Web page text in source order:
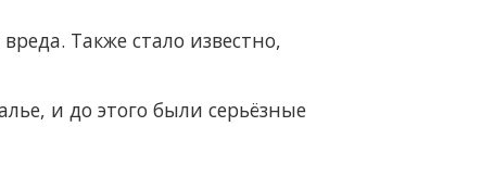
Также стало известно,
и до этого были серьёзные